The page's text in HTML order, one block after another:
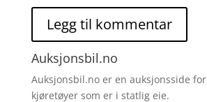
Auksjonsbil.no
Auksjonsbil.no er en auksjonsside
kjøretøyer som er i statlig eie.